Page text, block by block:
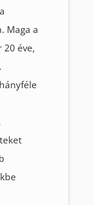
Maga a
20 éve,